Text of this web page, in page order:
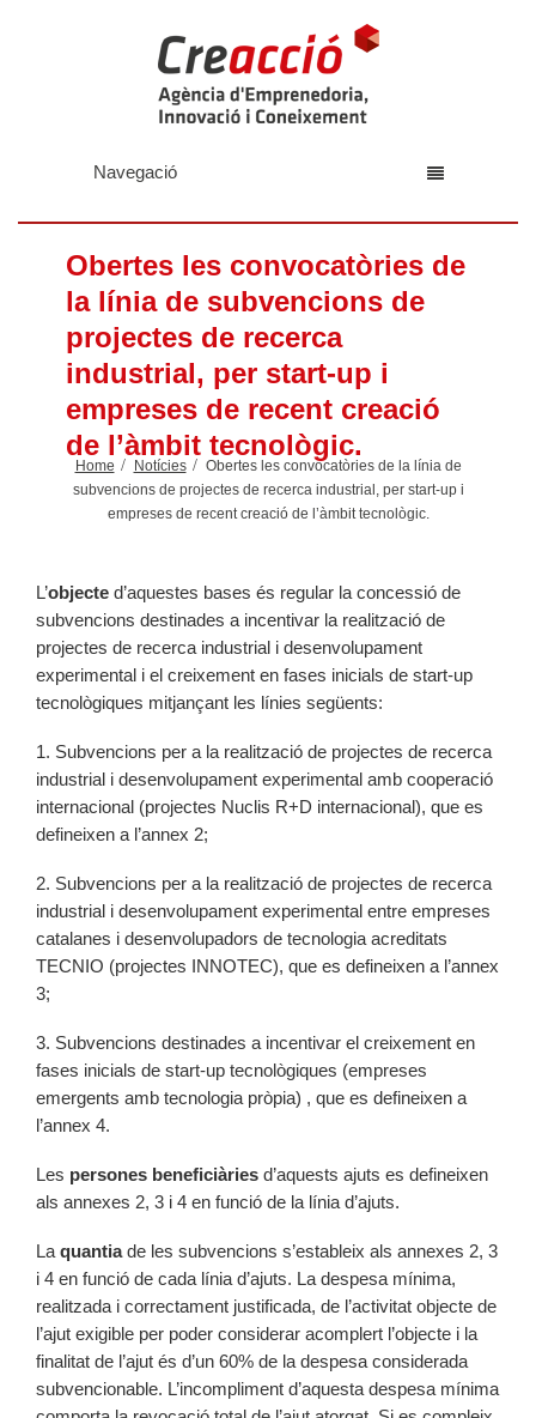
Navegació
Obertes les convocatòries de
la línia de subvencions de
projectes de recerca
industrial, per start-up i
empreses de recent creació
de l’àmbit tecnològic.
Home Notícies
Obertes les convocatòries de la línia de
subvencions de projectes de recerca industrial, per start-up i
empreses de recent creació de l’àmbit tecnològic.
L’objecte d’aquestes bases és regular la concessió de
subvencions destinades a incentivar la realització de
projectes de recerca industrial i desenvolupament
experimental i el creixement en fases inicials de start-up
tecnològiques mitjançant les línies següents:
1. Subvencions per a la realització de projectes de recerca
industrial i desenvolupament experimental amb cooperació
internacional (projectes Nuclis R+D internacional), que es
defineixen a l’annex 2;
2. Subvencions per a la realització de projectes de recerca
industrial i desenvolupament experimental entre empreses
catalanes i desenvolupadors de tecnologia acreditats
TECNIO (projectes INNOTEC), que es defineixen a l’annex
3;
3. Subvencions destinades a incentivar el creixement en
fases inicials de start-up tecnològiques (empreses
emergents amb tecnologia pròpia) , que es defineixen a
l’annex 4.
Les persones beneficiàries d’aquests ajuts es defineixen
als annexes 2, 3 i 4 en funció de la línia d’ajuts.
La quantiade les subvencions s’estableix als annexes 2, 3
i 4 en funció de cada línia d’ajuts. La despesa mínima,
realitzada i correctament justificada, de l’activitat objecte de
l’ajut exigible per poder considerar acomplert l’objecte i la
finalitat de l’ajut és d’un 60% de la despesa considerada
subvencionable. L’incompliment d’aquesta despesa mínima